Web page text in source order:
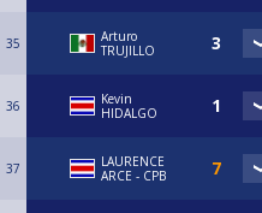
35
Arturo
TRUJILLO
36
Kevin
HIDALGO
37
LAURENCE
ARCE - CPB